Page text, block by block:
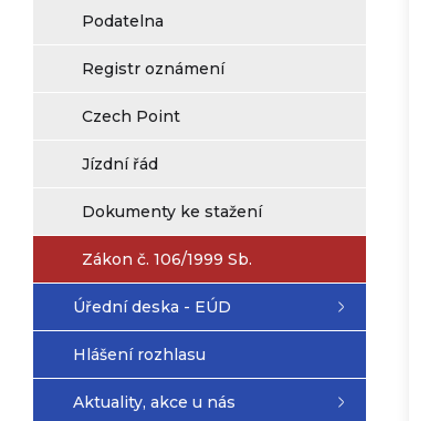
Podatelna
Registr oznámení
Czech Point
Jízdní řád
Dokumenty ke stažení
Zákon č. 106/1999 Sb.
Úřední deska - EÚD
Hlášení rozhlasu
Aktuality, akce u nás